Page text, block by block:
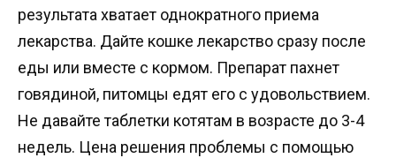
результата хватает однократного приема
лекарства. Дайте кошке лекарство сразу после
еды или вместе с кормом. Препарат пахнет
говядиной, питомцы едят его с удовольствием.
Не давайте таблетки котятам в возрасте до 3-4
недель. Цена решения проблемы с помощью